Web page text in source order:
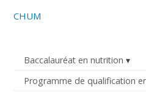
Baccalauréat en nutrition
Programme de qualification
CHUM